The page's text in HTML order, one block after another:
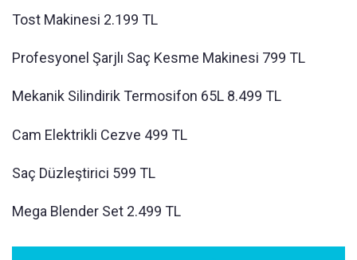
Tost Makinesi 2.199 TL
Profesyonel Şarjlı Saç Kesme Makinesi 799 TL
Mekanik Silindirik Termosifon 65L 8.499 TL
Cam Elektrikli Cezve 499 TL
Saç Düzleştirici 599 TL
Mega Blender Set 2.499 TL